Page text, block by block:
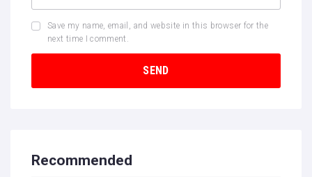
Save my name, email, and website in this browser for the
next time I comment.
Recommended